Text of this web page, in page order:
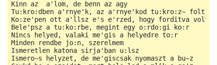
Kinn az  a'lom, de benn az agy
Tu:kro:dben a'rnye'k, az a'rnye'kod tu:kro:z~ folt
Ko:ze'pen ott a'llsz e's e'rzed, hogy forditva volt
Bele'psz a tu:ko:rbe, megint egy o:rdo:gi ko:r
Nincs helyed, valaki me'gis a helyedre to:r
Minden rendbe jo:n, szerelmem
Ismeretlen katona sirja'ban u:lsz
Ismero~s helyzet, de me'giscsak nyomaszt a bu~z